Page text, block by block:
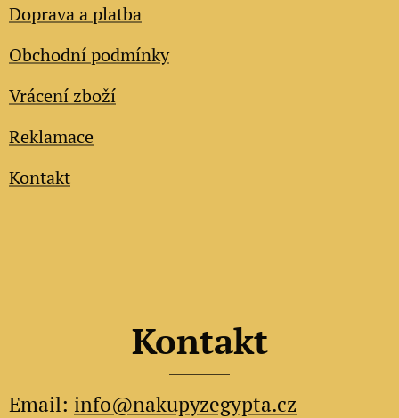
Doprava a platba
Obchodní podmínky
Vrácení zboží
Reklamace
Kontakt
Kontakt
Email: info@nakupyzegypta.cz